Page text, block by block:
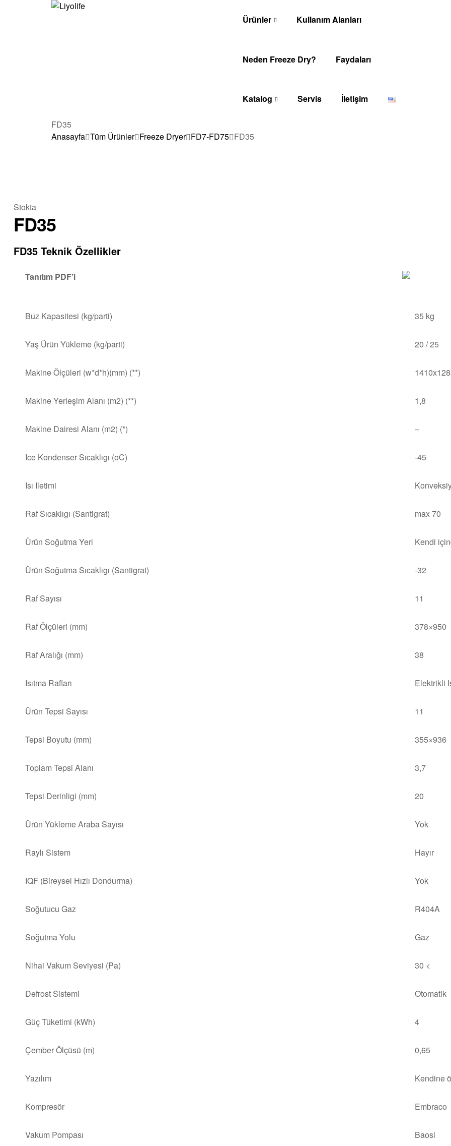
Ürünler Kullanım Alanları
Neden Freeze Dry? Faydaları
Katalog Servis İletişim
FD35
Anasayfa Tüm Ürünler Freeze Dryer FD7-FD75 FD35
Stokta
FD35
FD35 Teknik Özellikler
Tanıtım PDF’i
Buz Kapasitesi (kg/parti) 35 kg
Yaş Ürün Yükleme (kg/parti) 20 / 25
Makine Ölçüleri (w*d*h)(mm) (**)
Makine Yerleşim Alanı (m2) (**) 1,8
Makine Dairesi Alanı (m2) (*) –
Ice Kondenser Sıcaklıgı (oC) -45
Isı Iletimi
Raf Sıcaklıgı (Santigrat) max 70
Ürün Soğutma Yeri Kendi
Ürün Soğutma Sıcaklıgı (Santigrat) -32
Raf Sayısı 11
Raf Ölçüleri (mm) 378×950
Raf Aralığı (mm) 38
Isıtma Rafları Elektrikli
Ürün Tepsi Sayısı 11
Tepsi Boyutu (mm) 355×936
Toplam Tepsi Alanı 3,7
Tepsi Derinligi (mm) 20
Ürün Yükleme Araba Sayısı Yok
Raylı Sistem Hayır
IQF (Bireysel Hızlı Dondurma) Yok
Soğutucu Gaz R404A
Soğutma Yolu Gaz
Nihai Vakum Seviyesi (Pa) 30 <
Defrost Sistemi Otomatik
Güç Tüketimi (kWh) 4
Çember Ölçüsü (m) 0,65
Yazılım Kendine
Kompresör Embraco
Vakum Pompası Baosi